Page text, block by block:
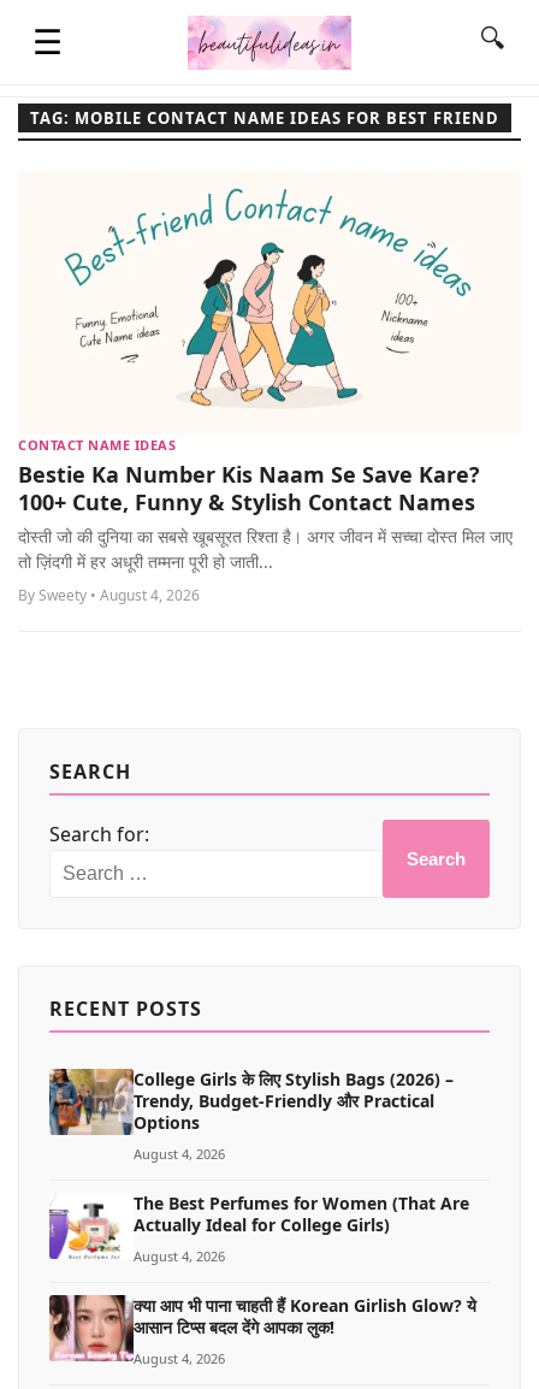
☰
LIFESTYLE
CONTACT NAME IDEAS
MORE
🔍
TAG: MOBILE CONTACT NAME IDEAS FOR BEST FRIEND
CONTACT NAME IDEAS
Bestie Ka Number Kis Naam Se Save Kare?
100+ Cute, Funny & Stylish Contact Names
दोस्ती जो की दुनिया का सबसे खूबसूरत रिश्ता है। अगर जीवन में सच्चा दोस्त मिल जाए
तो ज़िंदगी में हर अधूरी तम्मना पूरी हो जाती...
By Sweety • August 4, 2026
SEARCH
Search for:
Search
RECENT POSTS
College Girls के लिए Stylish Bags (2026) –
Trendy, Budget-Friendly और Practical
Options
August 4, 2026
The Best Perfumes for Women (That Are
Actually Ideal for College Girls)
August 4, 2026
क्या आप भी पाना चाहती हैं Korean Girlish Glow? ये
आसान टिप्स बदल देंगे आपका लुक!
August 4, 2026